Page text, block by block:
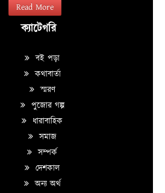
Read More
ক্যাটেগরি
বই পড়া
কথাবার্তা
স্মরণ
পুজোর গল্প
ধারাবাহিক
সমাজ
সম্পর্ক
দেশকাল
অন্য অর্থ